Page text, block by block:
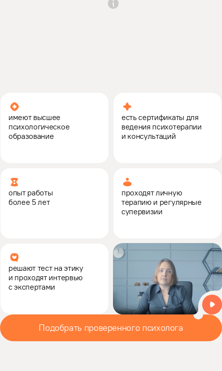
имеют высшее
психологическое
образование
есть сертификаты для
ведения психотерапии
и консультаций
опыт работы
более 5 лет
проходят личную
терапию и регулярные
супервизии
решают тест на этику
и проходят интервью
с экспертами
Подобрать проверенного психолога